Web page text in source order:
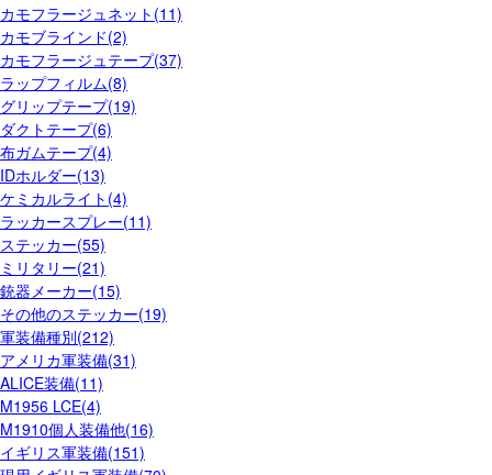
カモフラージュネット(11)
カモブラインド(2)
カモフラージュテープ(37)
ラップフィルム(8)
グリップテープ(19)
ダクトテープ(6)
布ガムテープ(4)
IDホルダー(13)
ケミカルライト(4)
ラッカースプレー(11)
ステッカー(55)
ミリタリー(21)
銃器メーカー(15)
その他のステッカー(19)
軍装備種別(212)
アメリカ軍装備(31)
ALICE装備(11)
M1956 LCE(4)
M1910個人装備他(16)
イギリス軍装備(151)